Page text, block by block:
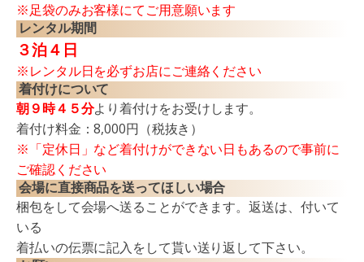
※足袋のみお客様にてご用意願います
レンタル期間
３泊４日
※レンタル日を必ずお店にご連絡ください
着付けについて
朝９時４５分より着付けをお受けします。
着付け料金：8,000円（税抜き）
※「定休日」など着付けができない日もあるので事前に
ご確認ください
会場に直接商品を送ってほしい場合
梱包をして会場へ送ることができます。返送は、付いて
いる
着払いの伝票に記入をして貰い送り返して下さい。